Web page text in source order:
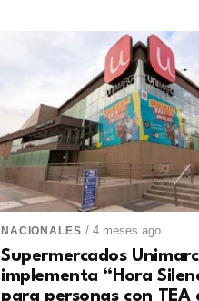
NACIONALES / 4 meses ago
Supermercados Unimarc
implementa “Hora
para personas con TEA